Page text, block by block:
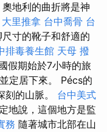
地利的曲折將是神
大里推拿 台中喬骨 台
寸的靴子和舒適的
排毒養生館 天母 撥
假期始於7小時的旅
定居下來。 Pécs的
的山脈。 台中美式
地說，這個地方是監
務 隨著城市北部在山